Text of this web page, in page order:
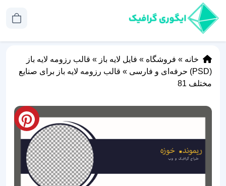
خانه » فروشگاه » فایل لایه باز » قالب رزومه لایه باز
(PSD) حرفه‌ای و فارسی
» قالب رزومه لایه باز برای صنایع
مختلف 81